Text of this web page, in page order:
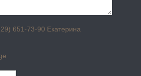
651-73-90 Екатерина